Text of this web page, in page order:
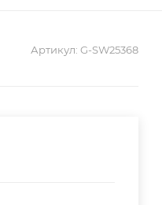
Артикул: G-SW25368